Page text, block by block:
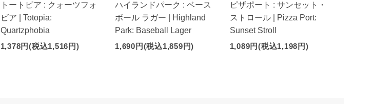
トートピア : クォーツフォ
ビア | Totopia:
Quartzphobia
1,378円(税込1,516円)
ハイランドパーク : ベース
ボール ラガー | Highland
Park: Baseball Lager
1,690円(税込1,859円)
ピザポート : サンセット・
ストロール | Pizza Port:
Sunset Stroll
1,089円(税込1,198円)